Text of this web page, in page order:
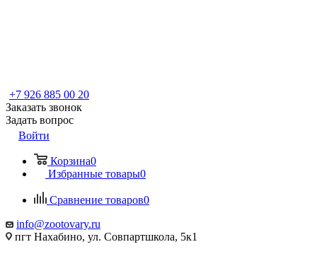
+7 926 885 00 20
Заказать звонок
Задать вопрос
Войти
Корзина0
Избранные товары0
Сравнение товаров0
info@zootovary.ru
пгт Нахабино, ул. Совпартшкола, 5к1